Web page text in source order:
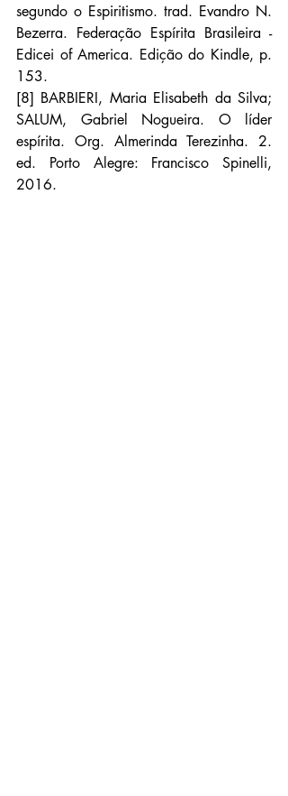
segundo o Espiritismo. trad. Evandro N.
Bezerra. Federação Espírita Brasileira -
Edicei of America. Edição do Kindle, p.
153.
[8] BARBIERI, Maria Elisabeth da Silva;
SALUM, Gabriel Nogueira. O líder
espírita. Org. Almerinda Terezinha. 2.
ed. Porto Alegre: Francisco Spinelli,
2016.